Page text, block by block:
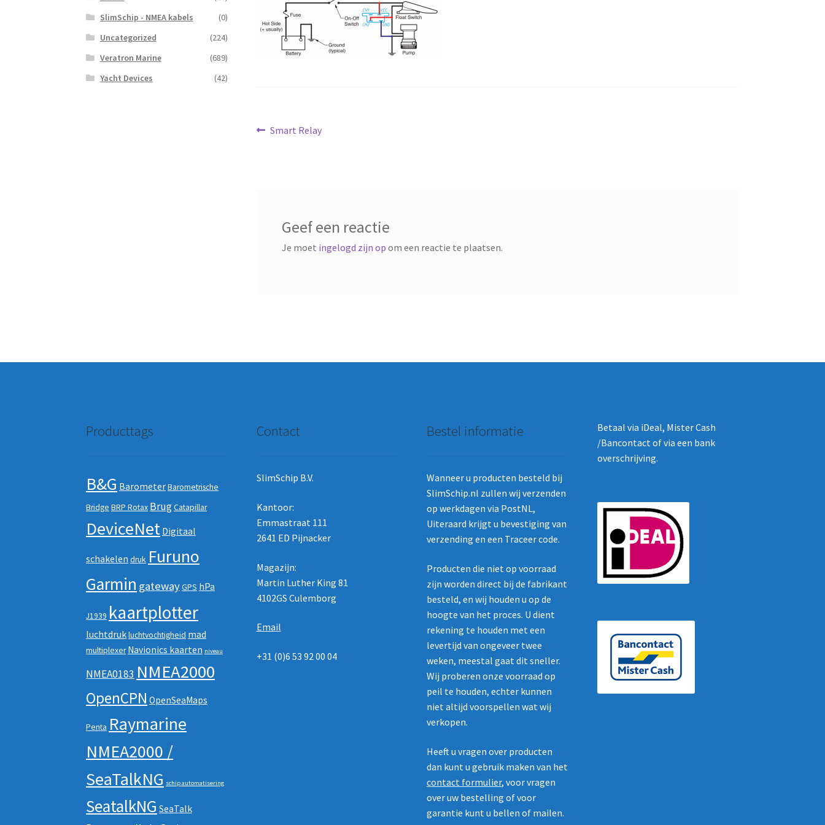
Bericht
Vorig
Smart Relay
Geef een reactie
Je moet ingelogd zijn op om een reactie te plaatsen.
SlimSchip - NMEA kabels
(0)
Uncategorized
(224)
Veratron Marine
(689)
Yacht Devices
(42)
Producttags
B&G BarometerBarometrische
Bridge BRP Rotax BrugCatapillar
DeviceNet Digitaal
schakelen druk Furuno
Garmin gatewayGPS hPa
J1939 kaartplotter
luchtdrukluchtvochtigheid mad
multiplexer Navionics kaarten niveau
NMEA0183 NMEA2000
OpenCPN OpenSeaMaps
Penta Raymarine
NMEA2000 /
SeaTalkNG schip automatisering
SeatalkNG SeaTalk
Contact
SlimSchip B.V.
Kantoor:
Emmastraat 111
2641 ED Pijnacker
Magazijn:
Martin Luther King 81
4102GS Culemborg
Email
+31 (0)6 53 92 00 04
Bestel informatie
Wanneer u producten besteld bij
SlimSchip.nl zullen wij verzenden
op werkdagen via PostNL,
Uiteraard krijgt u bevestiging van
verzending en een Traceer code.
Producten die niet op voorraad
zijn worden direct bij de fabrikant
besteld, en wij houden u op de
hoogte van het proces. U dient
rekening te houden met een
levertijd van ongeveer twee
weken, meestal gaat dit sneller.
Wij proberen onze voorraad op
peil te houden, echter kunnen
niet altijd voorspellen wat wij
verkopen.
Heeft u vragen over producten
dan kunt u gebruik maken van het
contact formulier, voor vragen
over uw bestelling of voor
garantie kunt u bellen of mailen.
Betaal via iDeal, Mister Cash
/Bancontact of via een bank
overschrijving.